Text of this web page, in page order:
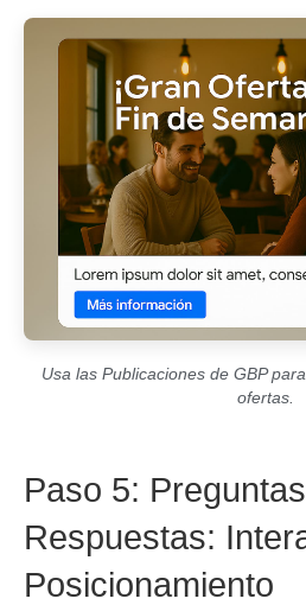
Usa las Publicaciones de GBP
ofertas.
Paso 5:
Respuestas:
Posicionamiento